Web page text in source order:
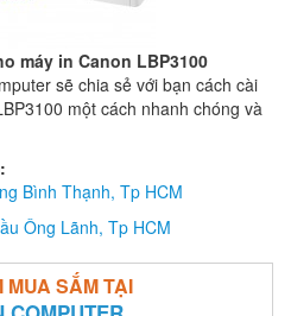
máy in Canon LBP3100
sẽ chia sẻ với bạn cách cài
một cách nhanh chóng và
Bình Thạnh, Tp HCM
Ông Lãnh, Tp HCM
MUA SẮM TẠI